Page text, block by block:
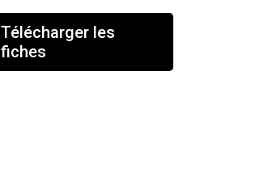
Télécharger les
fiches